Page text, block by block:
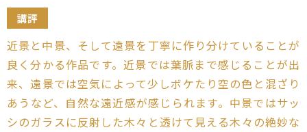
講評
近景と中景、そして遠景を丁寧に作り分けていることが
良く分かる作品です。近景では葉脈まで感じることが出
来、遠景では空気によって少しボケたり空の色と混ざり
あうなど、自然な遠近感が感じられます。中景ではサッ
シのガラスに反射した木々と透けて見える木々の絶妙な